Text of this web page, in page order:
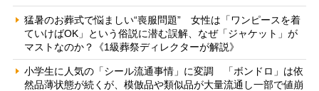
猛暑のお葬式で悩ましい“喪服問題” 女性は「ワンピースを着
ていけばOK」という俗説に潜む誤解、なぜ「ジャケット」が
マストなのか？《1級葬祭ディレクターが解説》
小学生に人気の「シール流通事情」に変調 「ボンドロ」は依
然品薄状態が続くが、模倣品や類似品が大量流通し一部で値崩